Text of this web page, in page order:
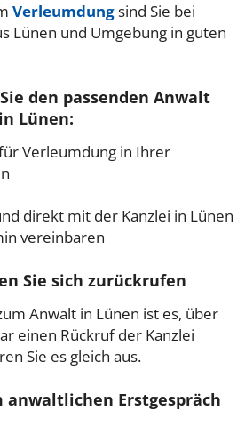
Verleumdungsind Sie bei
Lünen und Umgebung in guten
den passenden Anwalt
Lünen:
Verleumdung in Ihrer
direkt mit der Kanzlei in Lünen
vereinbaren
Sie sich zurückrufen
Anwalt in Lünen ist es, über
einen Rückruf der Kanzlei
Sie es gleich aus.
anwaltlichen Erstgespräch